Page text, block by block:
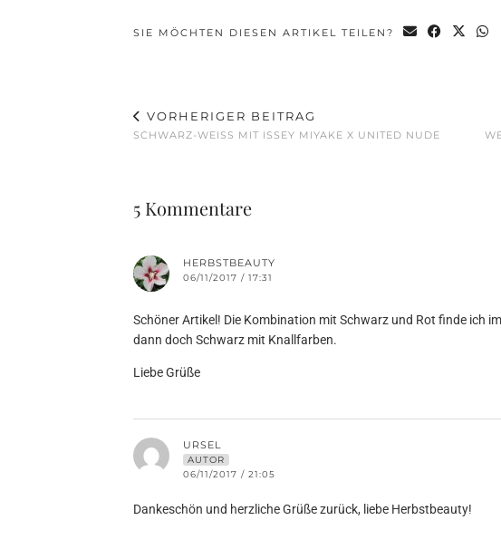
SIE MÖCHTEN DIESEN ARTIKEL TEILEN?
VORHERIGER BEITRAG
SCHWARZ-WEISS MIT ISSEY MIYAKE X UNITED NUDE
5 Kommentare
HERBSTBEAUTY
06/11/2017 / 17:31
Schöner Artikel! Die Kombination mit Schwarz und Rot finde ich
dann doch Schwarz mit Knallfarben.
Liebe Grüße
URSEL
AUTOR
06/11/2017 / 21:05
Dankeschön und herzliche Grüße zurück, liebe Herbstbeauty!